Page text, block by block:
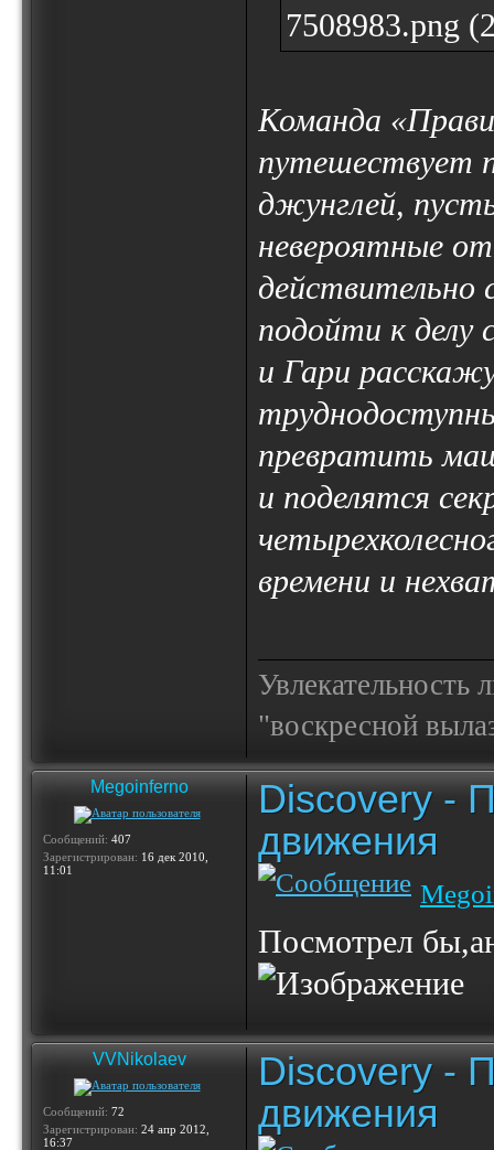
7508983.png
Команда
путешествует
джунглей,
невероятные
действительно
подойти к делу
и Гари
превратить
и поделятся
времени и
Увлекательность
"воскресной
Megoinferno
Сообщений: 407
Зарегистрирован: 16 дек 2010,
11:01
Discovery -
движения
Посмотрел
VVNikolaev
Сообщений: 72
Зарегистрирован: 24 апр 2012,
16:37
Discovery -
движения